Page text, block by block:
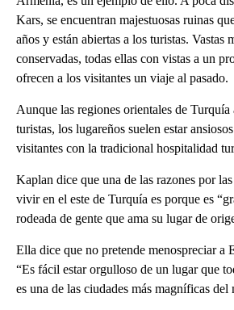
Kars, se encuentran majestuosas ruinas
años y están abiertas a los turistas. Vastas
conservadas, todas ellas con vistas a un
ofrecen a los visitantes un viaje al pasado.
Aunque las regiones orientales de Turquía
turistas, los lugareños suelen estar
visitantes con la tradicional hospitalidad
Kaplan dice que una de las razones por
vivir en el este de Turquía es porque es
rodeada de gente que ama su lugar de
Ella dice que no pretende menospreciar a
“Es fácil estar orgulloso de un lugar que
es una de las ciudades más magníficas del